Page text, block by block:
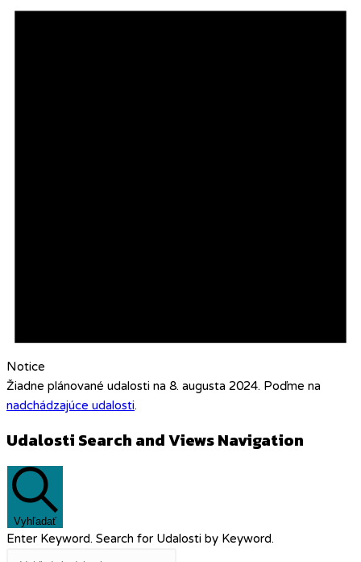
Notice
Žiadne plánované udalosti na 8. augusta 2024. Poďme na
nadchádzajúce udalosti.
Udalosti Search and Views Navigation
Vyhľadať
Enter Keyword. Search for Udalosti by Keyword.